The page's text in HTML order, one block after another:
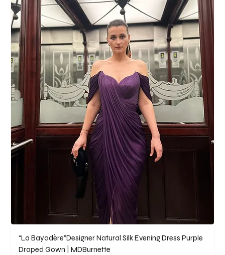
“La Bayadère”Designer Natural Silk Evening Dress Purple
Draped Gown | MDBurnette